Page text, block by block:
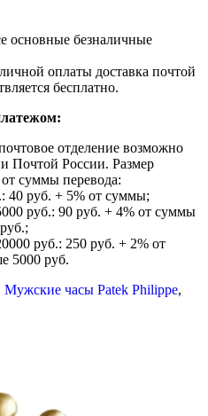
основные безналичные
оплаты доставка почтой
бесплатно.
отделение возможно
Почтой России. Размер
суммы перевода:
40 руб. + 5% от суммы;
руб.: 90 руб. + 4% от суммы
руб.: 250 руб. + 2% от
5000 руб.
Мужские часы Patek Philippe,